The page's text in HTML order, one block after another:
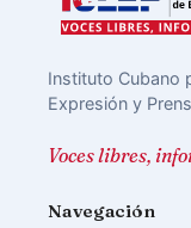
Instituto Cubano
Expresión y
Voces libres,
Navegación